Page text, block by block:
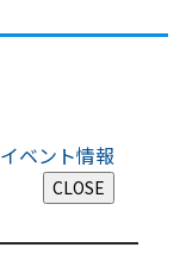
イベント情報